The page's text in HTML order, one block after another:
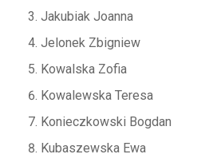
Jakubiak Joanna
Jelonek Zbigniew
Kowalska Zofia
Kowalewska Teresa
Konieczkowski Bogdan
Kubaszewska Ewa